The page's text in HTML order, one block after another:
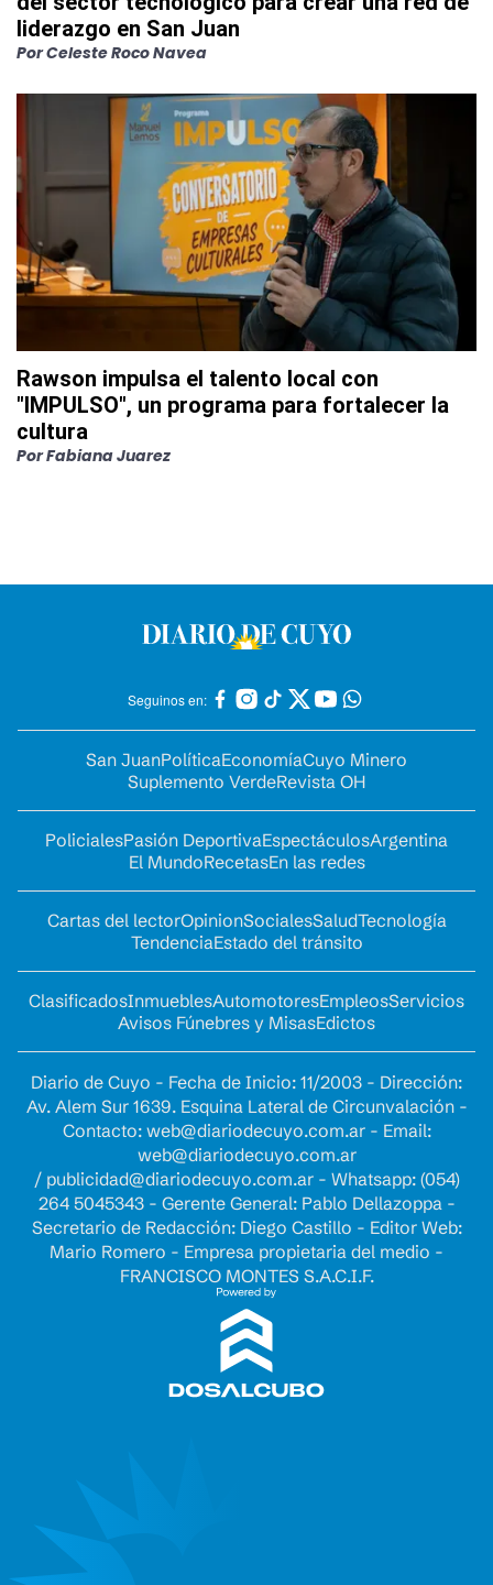
liderazgo en San Juan
PorCeleste Roco Navea
Rawson impulsa el talento local con
"IMPULSO", un programa para fortalecer la
cultura
PorFabiana Juarez
Seguinos en:
San JuanPolíticaEconomíaCuyo Minero
Suplemento VerdeRevista OH
PolicialesPasión DeportivaEspectáculosArgentina
El MundoRecetasEn las redes
Cartas del lectorOpinionSocialesSaludTecnología
TendenciaEstado del tránsito
ClasificadosInmueblesAutomotoresEmpleosServicios
Avisos Fúnebres y MisasEdictos
Diario de Cuyo - Fecha de Inicio: 11/2003 - Dirección:
Av. Alem Sur 1639. Esquina Lateral de Circunvalación -
Contacto: web@diariodecuyo.com.ar- Email:
web@diariodecuyo.com.ar
/ publicidad@diariodecuyo.com.ar- Whatsapp: (054)
264 5045343 - Gerente General: Pablo Dellazoppa -
Secretario de Redacción: Diego Castillo - Editor Web:
Mario Romero - Empresa propietaria del medio -
FRANCISCO MONTES S.A.C.I.F.